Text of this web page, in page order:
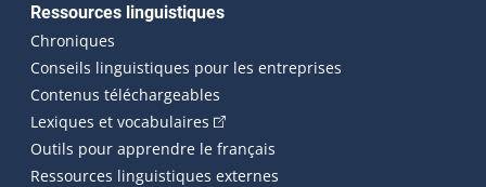
Ressources linguistiques
Chroniques
Conseils linguistiques pour les entreprises
Contenus téléchargeables
Lexiques et vocabulaires (Cet hyperlien externe s'ouvrira
Outils pour apprendre le français
Ressources linguistiques externes